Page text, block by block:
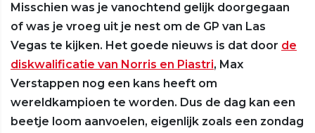
Misschien was je vanochtend gelijk doorgegaan
of was je vroeg uit je nest om de GP van Las
Vegas te kijken. Het goede nieuws is dat door de
diskwalificatie van Norris en Piastri, Max
Verstappen nog een kans heeft om
wereldkampioen te worden. Dus de dag kan een
beetje loom aanvoelen, eigenlijk zoals een zondag